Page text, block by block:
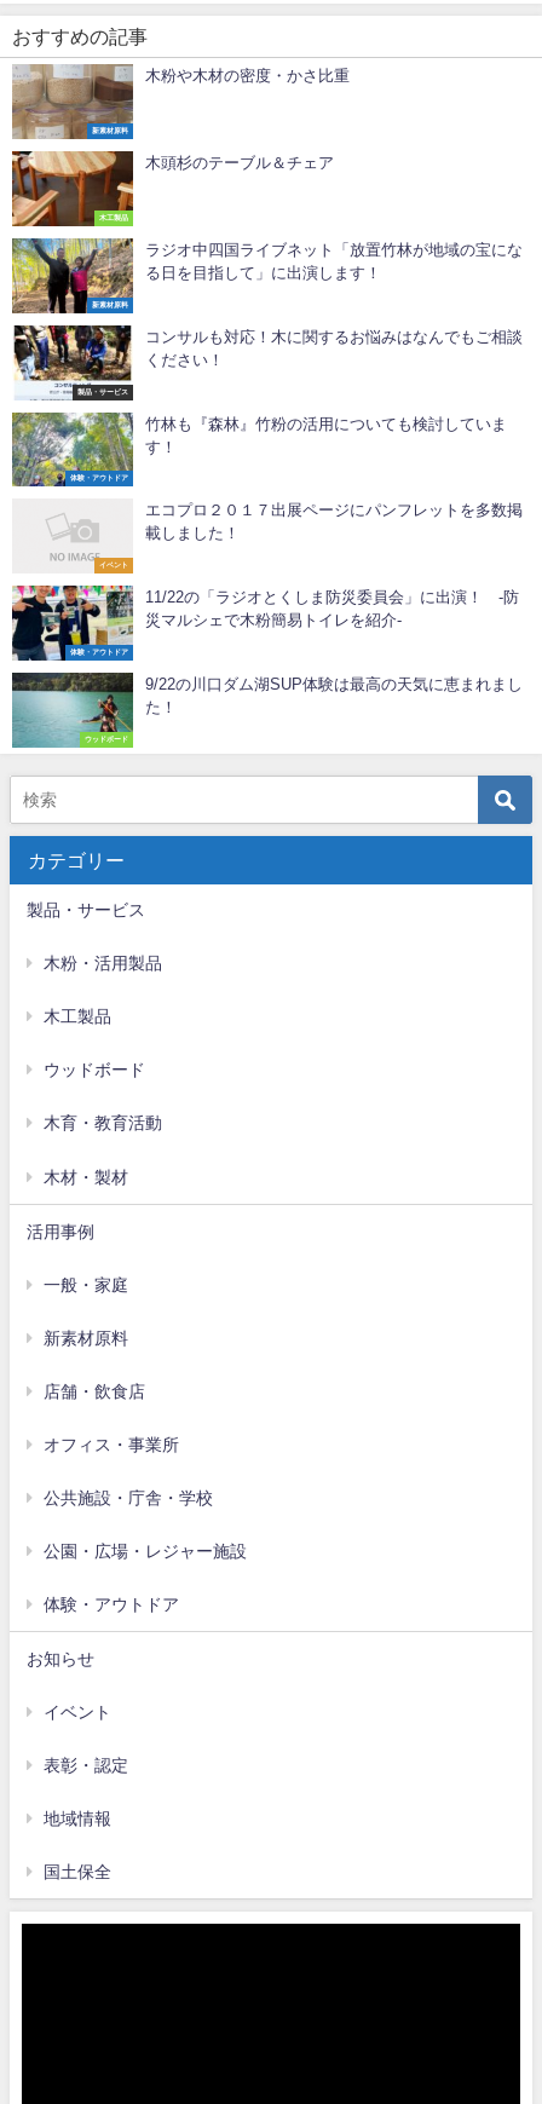
おすすめの記事
新素材原料
木粉や木材の密度・かさ比重
木工製品
木頭杉のテーブル＆チェア
新素材原料
ラジオ中四国ライブネット「放置竹林が地域の宝にな
る日を目指して」に出演します！
製品・サービス
コンサルも対応！木に関するお悩みはなんでもご相談
ください！
体験・アウトドア
竹林も『森林』竹粉の活用についても検討していま
す！
イベント
エコプロ２０１７出展ページにパンフレットを多数掲
載しました！
体験・アウトドア
11/22の「ラジオとくしま防災委員会」に出演！ -防
災マルシェで木粉簡易トイレを紹介-
ウッドボード
9/22の川口ダム湖SUP体験は最高の天気に恵まれまし
た！
カテゴリー
製品・サービス
木粉・活用製品
木工製品
ウッドボード
木育・教育活動
木材・製材
活用事例
一般・家庭
新素材原料
店舗・飲食店
オフィス・事業所
公共施設・庁舎・学校
公園・広場・レジャー施設
体験・アウトドア
お知らせ
イベント
表彰・認定
地域情報
国土保全